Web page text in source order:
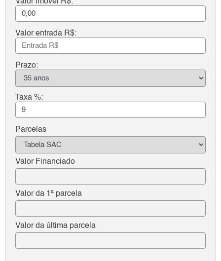
Valor entrada R$:
Prazo:
Taxa %:
Parcelas
Valor Financiado
Valor da 1ª parcela
Valor da última parcela